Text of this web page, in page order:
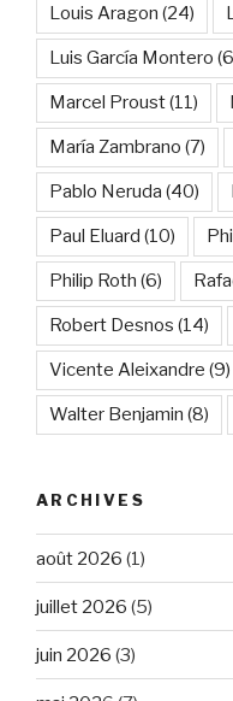
Louis Aragon (24)
Luis García Montero
Marcel Proust(11)
María Zambrano (7)
Pablo Neruda (40)
Paul Eluard (10)
Philip Roth (6)
Robert Desnos (14)
Vicente Aleixandre (9)
Walter Benjamin (8)
ARCHIVES
août 2026 (1)
juillet 2026 (5)
juin 2026 (3)